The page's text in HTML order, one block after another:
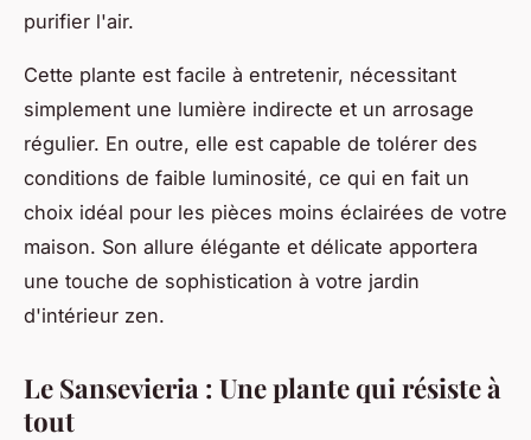
purifier l'air.
Cette plante est facile à entretenir, nécessitant
simplement une lumière indirecte et un arrosage
régulier. En outre, elle est capable de tolérer des
conditions de faible luminosité, ce qui en fait un
choix idéal pour les pièces moins éclairées de votre
maison. Son allure élégante et délicate apportera
une touche de sophistication à votre jardin
d'intérieur zen.
Le Sansevieria : Une plante qui résiste à
tout